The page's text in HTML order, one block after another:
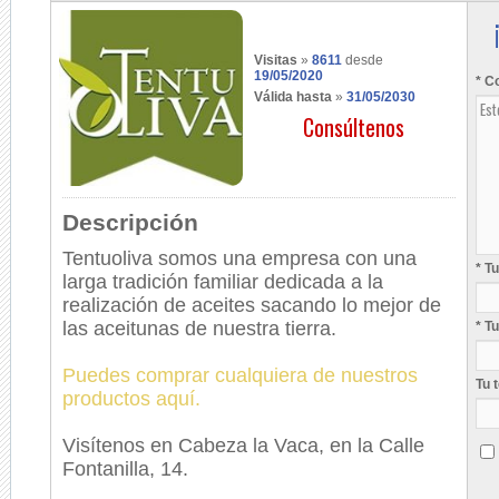
Visitas » 8611 desde
19/05/2020
Válida hasta » 31/05/2030
Consúltenos
Descripción
Tentuoliva somos una empresa con una
larga tradición familiar dedicada a la
realización de aceites sacando lo mejor de
las aceitunas de nuestra tierra.
Puedes comprar cualquiera de nuestros
productos aquí.
Visítenos en Cabeza la Vaca, en la Calle
Fontanilla, 14.
*
*
*
Tu